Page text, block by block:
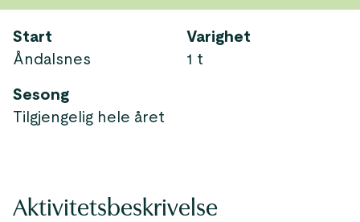
Start
Åndalsnes
Varighet
1 t
Sesong
Tilgjengelig hele året
Aktivitetsbeskrivelse